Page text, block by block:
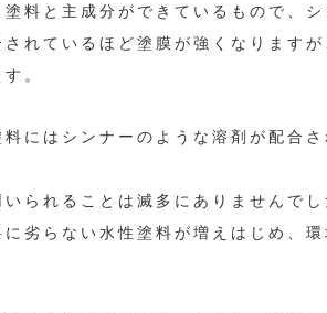
料と主成分ができているもので、シ
れているほど塗膜が強くなります
。
にはシンナーのような溶剤が配合
られることは滅多にありませんでし
劣らない水性塗料が増えはじめ、